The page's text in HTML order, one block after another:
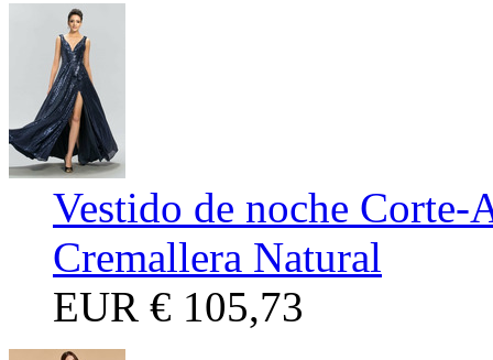
Vestido de noche Corte-
Cremallera Natural
EUR € 105,73